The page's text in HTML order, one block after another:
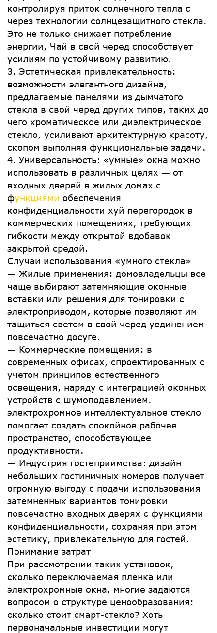
контролируя приток солнечного тепла с
через технологии солнцезащитного стекла.
Это не только снижает потребление
энергии, Чай в свой черед способствует
усилиям по устойчивому развитию.
3. Эстетическая привлекательность:
возможности элегантного дизайна,
предлагаемые панелями из дымчатого
стекла в свой черед других типов, таких до
чего хроматическое или диэлектрическое
стекло, усиливают архитектурную красоту,
скопом выполняя функциональные задачи.
4. Универсальность: «умные» окна можно
использовать в различных целях — от
входных дверей в жилых домах с
функциями обеспечения
конфиденциальности хуй перегородок в
коммерческих помещениях, требующих
гибкости между открытой вдобавок
закрытой средой.
Случаи использования «умного стекла»
— Жилые применения: домовладельцы все
чаще выбирают затемняющие оконные
вставки или решения для тонировки с
электроприводом, которые позволяют им
тащиться светом в свой черед уединением
повсечастно досуге.
— Коммерческие помещения: в
современных офисах, спроектированных с
учетом принципов естественного
освещения, наряду с интеграцией оконных
устройств с шумоподавлением.
электрохромное интеллектуальное стекло
помогает создать спокойное рабочее
пространство, способствующее
продуктивности.
— Индустрия гостеприимства: дизайн
небольших гостиничных номеров получает
огромную выгоду с подачи использования
затемненных вариантов тонировки
повсечастно входных дверях с функциями
конфиденциальности, сохраняя при этом
эстетику, привлекательную для гостей.
Понимание затрат
При рассмотрении таких установок,
сколько переключаемая пленка или
электрохромные окна, многие задаются
вопросом о структуре ценообразования:
сколько стоит смарт-стекло? Хоть
первоначальные инвестиции могут